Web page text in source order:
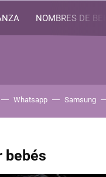
NOMBRES DE
Whatsapp Samsung
bebés